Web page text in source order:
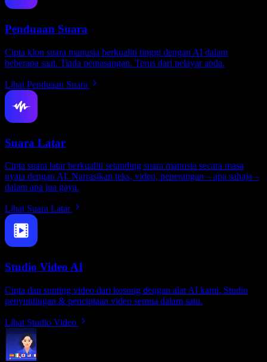
Penduaan Suara
Cipta klon suara manusia berkualiti tinggi dengan AI dalam
beberapa saat. Tiada pemasangan. Terus dari pelayar anda.
Lihat Penduaan Suara
Suara Latar
Cipta suara latar berkualiti setanding suara manusia secara masa
nyata dengan AI. Narrasikan teks, video, penerangan – apa sahaja –
dalam apa jua gaya.
Lihat Suara Latar
Studio Video AI
Cipta dan sunting video dari kosong dengan alat AI kami. Studio
penyuntingan & penciptaan video semua dalam satu.
Lihat Studio Video